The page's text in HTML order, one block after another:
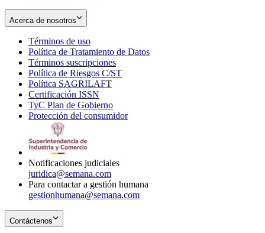
Acerca de nosotros
Términos de uso
in
new
window
Política de Tratamiento de Datos
Términos suscripciones
in
Política de Riesgos C/ST
Política SAGRILAFT
new
window
Certificación ISSN
in
new
TyC Plan de Gobierno
in
Protección del consumidorOpens
Notificaciones judiciales
juridica@semana.com
Para contactar a gestión humana
gestionhumana@semana.com
Contáctenos